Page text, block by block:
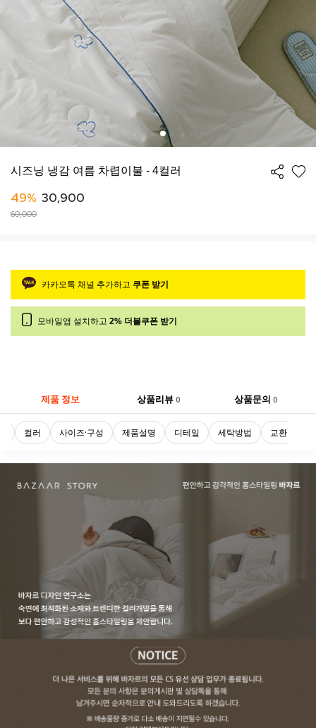
시즈닝 냉감 여름 차렵이불 - 4컬러
49% 30,900
60,000
카카오톡 채널 추가하고 쿠폰 받기
모바일앱 설치하고 2% 더블쿠폰 받기
제품 정보 상품리뷰 0 상품문의0
컬러 사이즈·구성 제품설명 디테일 세탁방법 교환 및 반